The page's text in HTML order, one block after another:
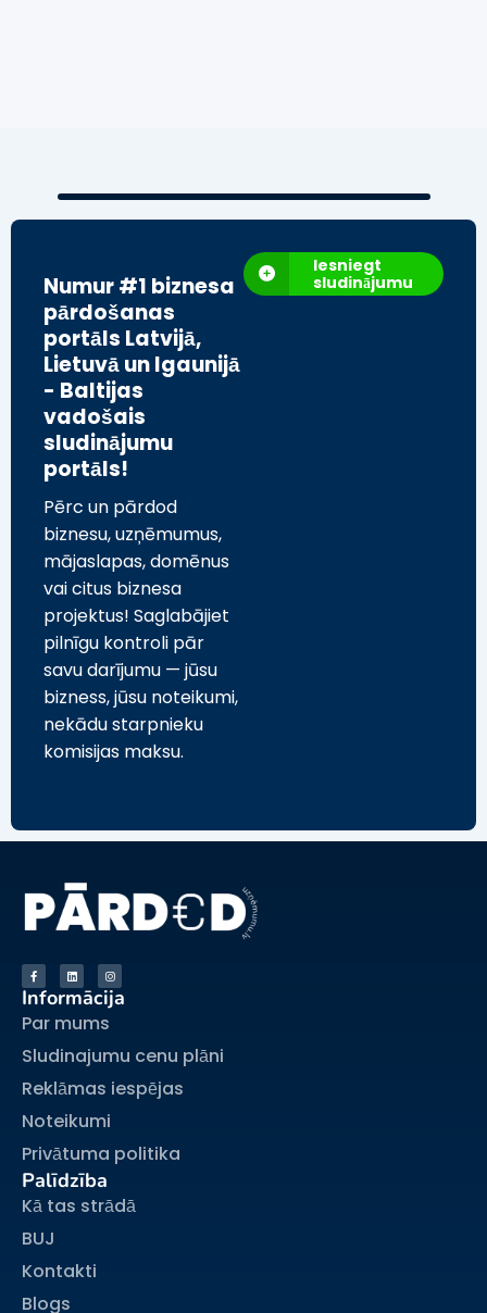
Numur #1 biznesa
pārdošanas
portāls Latvijā,
Lietuvā un Igaunijā
- Baltijas
vadošais
sludinājumu
portāls!
Pērc un pārdod
biznesu, uzņēmumus,
mājaslapas, domēnus
vai citus biznesa
projektus! Saglabājiet
pilnīgu kontroli pār
savu darījumu — jūsu
bizness, jūsu noteikumi,
nekādu starpnieku
komisijas maksu.
Iesniegt
sludinājumu
Informācija
Par mums
Sludinajumu cenu plāni
Reklāmas iespējas
Noteikumi
Privātuma politika
Palīdzība
Kā tas strādā
BUJ
Kontakti
Blogs